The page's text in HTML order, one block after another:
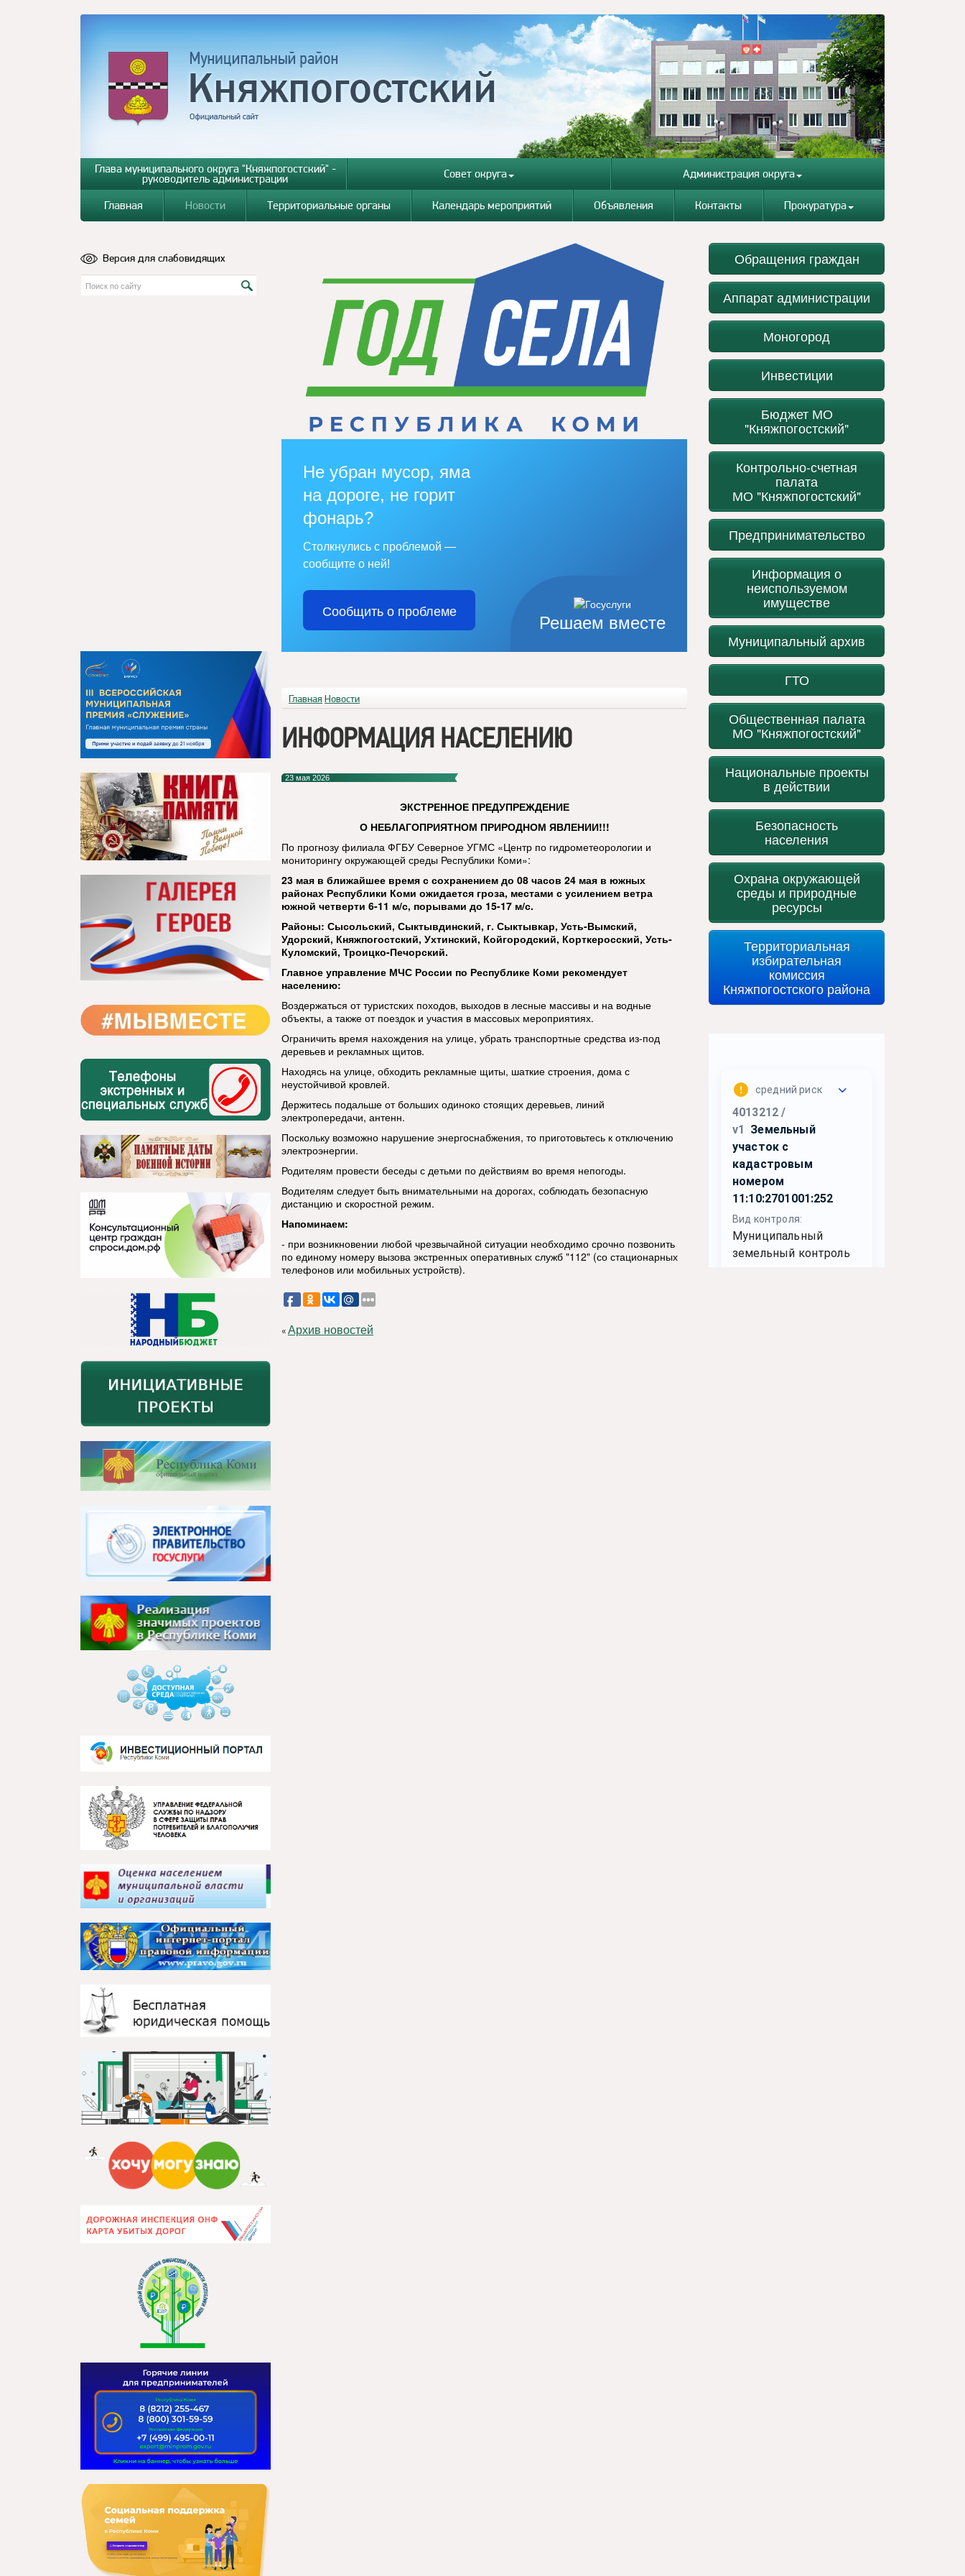
Глава муниципального округа "Княжпогостский" -
руководитель администрации Совет округа Администрация округа
Главная Новости Территориальные органы Календарь мероприятий Объявления Контакты Прокуратура
Версия для слабовидящих
Решаем вместе
Не убран мусор, яма
на дороге, не горит
фонарь?
Столкнулись с проблемой —
сообщите о ней!
Сообщить о проблеме
Главная Новости
ИНФОРМАЦИЯ НАСЕЛЕНИЮ
23 мая 2026
ЭКСТРЕННОЕ ПРЕДУПРЕЖДЕНИЕ
О НЕБЛАГОПРИЯТНОМ ПРИРОДНОМ ЯВЛЕНИИ!!!
По прогнозу филиала ФГБУ Северное УГМС «Центр по гидрометеорологии и
мониторингу окружающей среды Республики Коми»:
23 мая в ближайшее время с сохранением до 08 часов 24 мая в южных
районах Республики Коми ожидается гроза, местами с усилением ветра
южной четверти 6-11 м/с, порывами до 15-17 м/с.
Районы: Сысольский, Сыктывдинский, г. Сыктывкар, Усть-Вымский,
Удорский, Княжпогостский, Ухтинский, Койгородский, Корткеросский, Усть-
Куломский, Троицко-Печорский.
Главное управление МЧС России по Республике Коми рекомендует
населению:
Воздержаться от туристских походов, выходов в лесные массивы и на водные
объекты, а также от поездок и участия в массовых мероприятиях.
Ограничить время нахождения на улице, убрать транспортные средства из-под
деревьев и рекламных щитов.
Находясь на улице, обходить рекламные щиты, шаткие строения, дома с
неустойчивой кровлей.
Держитесь подальше от больших одиноко стоящих деревьев, линий
электропередачи, антенн.
Поскольку возможно нарушение энергоснабжения, то приготовьтесь к отключению
электроэнергии.
Родителям провести беседы с детьми по действиям во время непогоды.
Водителям следует быть внимательными на дорогах, соблюдать безопасную
дистанцию и скоростной режим.
Напоминаем:
- при возникновении любой чрезвычайной ситуации необходимо срочно позвонить
по единому номеру вызова экстренных оперативных служб "112" (со стационарных
телефонов или мобильных устройств).
«Архив новостей
Обращения граждан
Аппарат администрации
Моногород
Инвестиции
Бюджет МО
"Княжпогостский"
Контрольно-счетная
палата
МО "Княжпогостский"
Предпринимательство
Информация о
неиспользуемом
имуществе
Муниципальный архив
ГТО
Общественная палата
МО "Княжпогостский"
Национальные проекты
в действии
Безопасность
населения
Охрана окружающей
среды и природные
ресурсы
Территориальная
избирательная
комиссия
Княжпогостского района